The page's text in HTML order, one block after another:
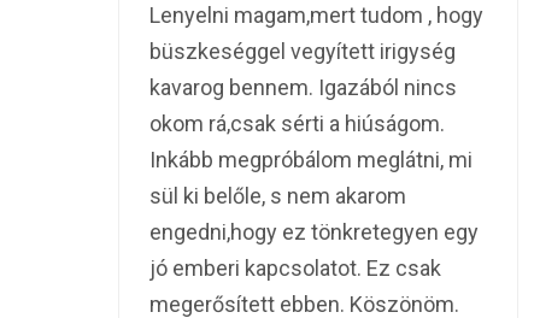
Lenyelni magam,mert tudom , hogy
büszkeséggel vegyített irigység
kavarog bennem. Igazából nincs
okom rá,csak sérti a hiúságom.
Inkább megpróbálom meglátni, mi
sül ki belőle, s nem akarom
engedni,hogy ez tönkretegyen egy
jó emberi kapcsolatot. Ez csak
megerősített ebben. Köszönöm.